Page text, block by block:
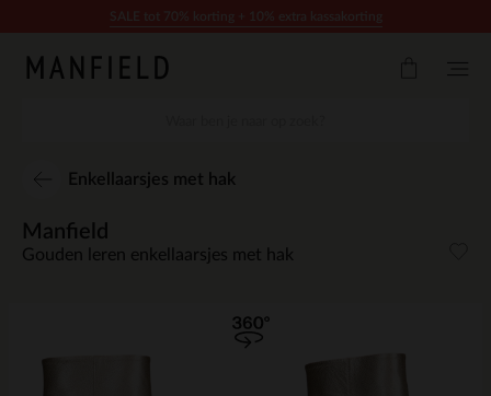
Enkellaarsjes met hak
Manfield
Gouden leren enkellaarsjes met hak